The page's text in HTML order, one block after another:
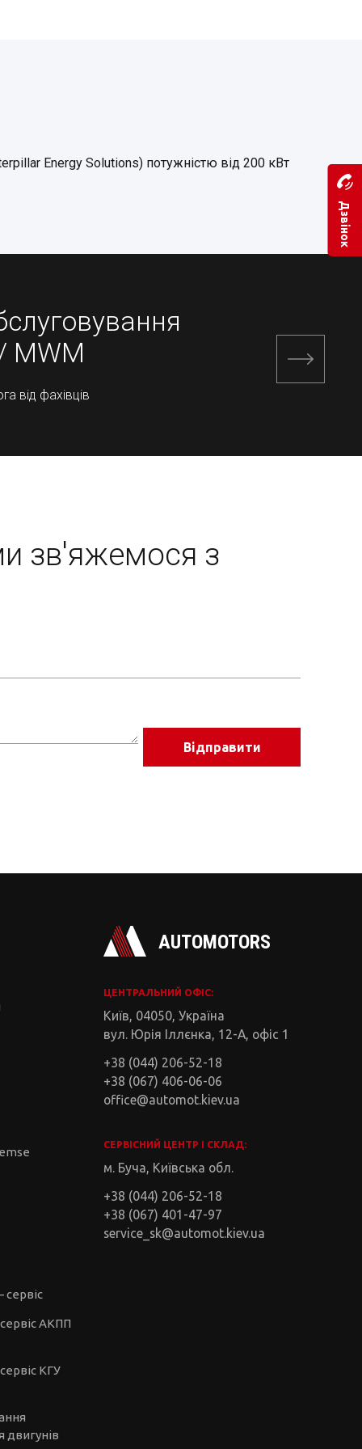
Energy Solutions) потужністю від 200 кВт
MWM
від фахівців
зв'яжемося з
Відправити
сервіс
АКПП
КГУ
двигунів
AUTOMOTORS
ЦЕНТРАЛЬНИЙ ОФІС:
Київ, 04050, Україна
вул. Юрія Іллєнка, 12-А, офіс 1
+38 (044) 206-52-18
+38 (067) 406-06-06
office@automot.kiev.ua
СЕРВІСНИЙ ЦЕНТР І СКЛАД:
м. Буча, Київська обл.
+38 (044) 206-52-18
+38 (067) 401-47-97
service_sk@automot.kiev.ua
Дзвінок